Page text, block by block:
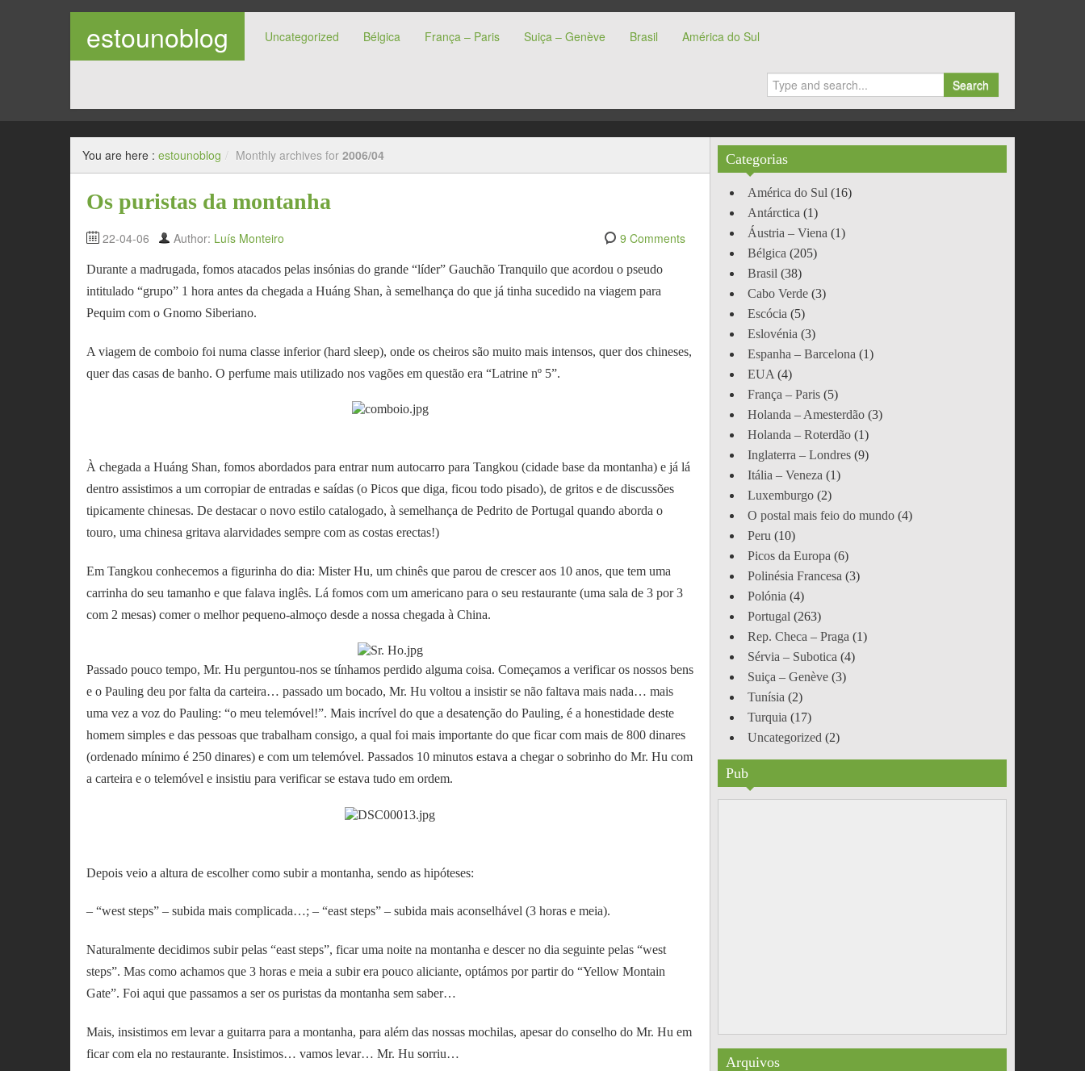
estounoblog Uncategorized Bélgica França – Paris Suiça – Genève Brasil América do Sul
Search
You are here : estounoblog / Monthly archives for 2006/04
Os puristas da montanha
22-04-06 Author: Luís Monteiro 9 Comments
Durante a madrugada, fomos atacados pelas insónias do grande “líder” Gauchão Tranquilo que acordou o pseudo
intitulado “grupo” 1 hora antes da chegada a Huáng Shan, à semelhança do que já tinha sucedido na viagem para
Pequim com o Gnomo Siberiano.
A viagem de comboio foi numa classe inferior (hard sleep), onde os cheiros são muito mais intensos, quer dos chineses,
quer das casas de banho. O perfume mais utilizado nos vagões em questão era “Latrine nº 5”.
À chegada a Huáng Shan, fomos abordados para entrar num autocarro para Tangkou (cidade base da montanha) e já lá
dentro assistimos a um corropiar de entradas e saídas (o Picos que diga, ficou todo pisado), de gritos e de discussões
tipicamente chinesas. De destacar o novo estilo catalogado, à semelhança de Pedrito de Portugal quando aborda o
touro, uma chinesa gritava alarvidades sempre com as costas erectas!)
Em Tangkou conhecemos a figurinha do dia: Mister Hu, um chinês que parou de crescer aos 10 anos, que tem uma
carrinha do seu tamanho e que falava inglês. Lá fomos com um americano para o seu restaurante (uma sala de 3 por 3
com 2 mesas) comer o melhor pequeno-almoço desde a nossa chegada à China.
Passado pouco tempo, Mr. Hu perguntou-nos se tínhamos perdido alguma coisa. Começamos a verificar os nossos bens
e o Pauling deu por falta da carteira… passado um bocado, Mr. Hu voltou a insistir se não faltava mais nada… mais
uma vez a voz do Pauling: “o meu telemóvel!”. Mais incrível do que a desatenção do Pauling, é a honestidade deste
homem simples e das pessoas que trabalham consigo, a qual foi mais importante do que ficar com mais de 800 dinares
(ordenado mínimo é 250 dinares) e com um telemóvel. Passados 10 minutos estava a chegar o sobrinho do Mr. Hu com
a carteira e o telemóvel e insistiu para verificar se estava tudo em ordem.
Depois veio a altura de escolher como subir a montanha, sendo as hipóteses:
– “west steps” – subida mais complicada…; – “east steps” – subida mais aconselhável (3 horas e meia).
Naturalmente decidimos subir pelas “east steps”, ficar uma noite na montanha e descer no dia seguinte pelas “west
steps”. Mas como achamos que 3 horas e meia a subir era pouco aliciante, optámos por partir do “Yellow Montain
Gate”. Foi aqui que passamos a ser os puristas da montanha sem saber…
Mais, insistimos em levar a guitarra para a montanha, para além das nossas mochilas, apesar do conselho do Mr. Hu em
ficar com ela no restaurante. Insistimos… vamos levar… Mr. Hu sorriu…
Categorias
América do Sul (16)
Antárctica (1)
Áustria – Viena (1)
Bélgica (205)
Brasil (38)
Cabo Verde (3)
Escócia (5)
Eslovénia (3)
Espanha – Barcelona (1)
EUA (4)
França – Paris (5)
Holanda – Amesterdão (3)
Holanda – Roterdão (1)
Inglaterra – Londres (9)
Itália – Veneza (1)
Luxemburgo (2)
O postal mais feio do mundo (4)
Peru (10)
Picos da Europa (6)
Polinésia Francesa (3)
Polónia (4)
Portugal (263)
Rep. Checa – Praga (1)
Sérvia – Subotica (4)
Suiça – Genève (3)
Tunísia (2)
Turquia (17)
Uncategorized (2)
Pub
Arquivos